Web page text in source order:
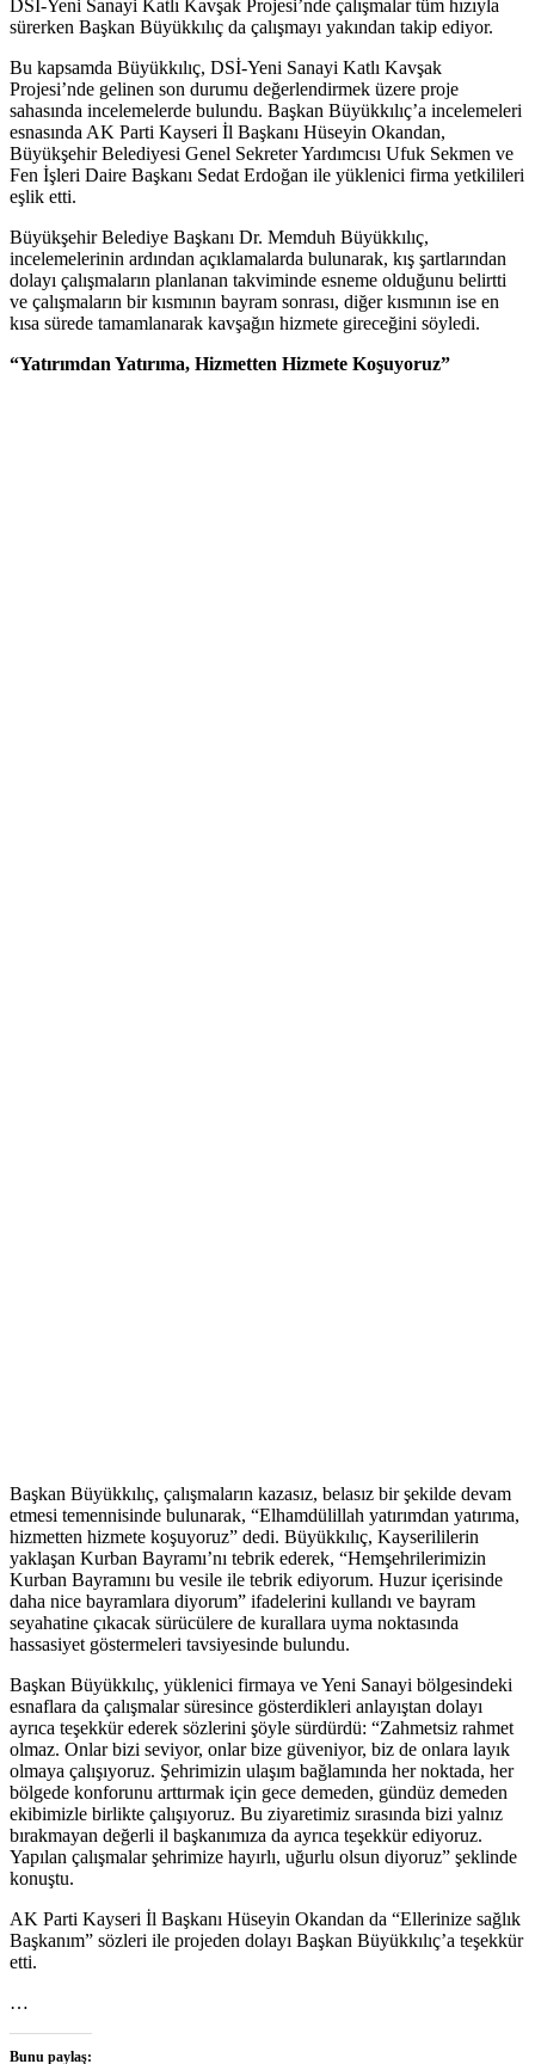
DSİ-Yeni Sanayi Katlı Kavşak Projesi’nde çalışmalar tüm hızıyla
sürerken Başkan Büyükkılıç da çalışmayı yakından takip ediyor.
Bu kapsamda Büyükkılıç, DSİ-Yeni Sanayi Katlı Kavşak
Projesi’nde gelinen son durumu değerlendirmek üzere proje
sahasında incelemelerde bulundu. Başkan Büyükkılıç’a incelemeleri
esnasında AK Parti Kayseri İl Başkanı Hüseyin Okandan,
Büyükşehir Belediyesi Genel Sekreter Yardımcısı Ufuk Sekmen ve
Fen İşleri Daire Başkanı Sedat Erdoğan ile yüklenici firma yetkilileri
eşlik etti.
Büyükşehir Belediye Başkanı Dr. Memduh Büyükkılıç,
incelemelerinin ardından açıklamalarda bulunarak, kış şartlarından
dolayı çalışmaların planlanan takviminde esneme olduğunu belirtti
ve çalışmaların bir kısmının bayram sonrası, diğer kısmının ise en
kısa sürede tamamlanarak kavşağın hizmete gireceğini söyledi.
“Yatırımdan Yatırıma, Hizmetten Hizmete Koşuyoruz”
Başkan Büyükkılıç, çalışmaların kazasız, belasız bir şekilde devam
etmesi temennisinde bulunarak, “Elhamdülillah yatırımdan yatırıma,
hizmetten hizmete koşuyoruz” dedi. Büyükkılıç, Kayserililerin
yaklaşan Kurban Bayramı’nı tebrik ederek, “Hemşehrilerimizin
Kurban Bayramını bu vesile ile tebrik ediyorum. Huzur içerisinde
daha nice bayramlara diyorum” ifadelerini kullandı ve bayram
seyahatine çıkacak sürücülere de kurallara uyma noktasında
hassasiyet göstermeleri tavsiyesinde bulundu.
Başkan Büyükkılıç, yüklenici firmaya ve Yeni Sanayi bölgesindeki
esnaflara da çalışmalar süresince gösterdikleri anlayıştan dolayı
ayrıca teşekkür ederek sözlerini şöyle sürdürdü: “Zahmetsiz rahmet
olmaz. Onlar bizi seviyor, onlar bize güveniyor, biz de onlara layık
olmaya çalışıyoruz. Şehrimizin ulaşım bağlamında her noktada, her
bölgede konforunu arttırmak için gece demeden, gündüz demeden
ekibimizle birlikte çalışıyoruz. Bu ziyaretimiz sırasında bizi yalnız
bırakmayan değerli il başkanımıza da ayrıca teşekkür ediyoruz.
Yapılan çalışmalar şehrimize hayırlı, uğurlu olsun diyoruz” şeklinde
konuştu.
AK Parti Kayseri İl Başkanı Hüseyin Okandan da “Ellerinize sağlık
Başkanım” sözleri ile projeden dolayı Başkan Büyükkılıç’a teşekkür
etti.
…
Bunu paylaş: